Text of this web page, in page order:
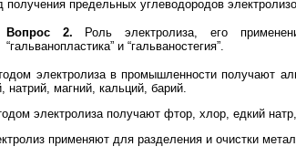
получения предельных углеводородов
Вопрос 2.
Роль электролиза, его
“гальванопластика” и “гальваностегия”.
электролиза в промышленности получают
натрий, магний, кальций, барий.
электролиза получают фтор, хлор, едкий
применяют для разделения и очиcтки